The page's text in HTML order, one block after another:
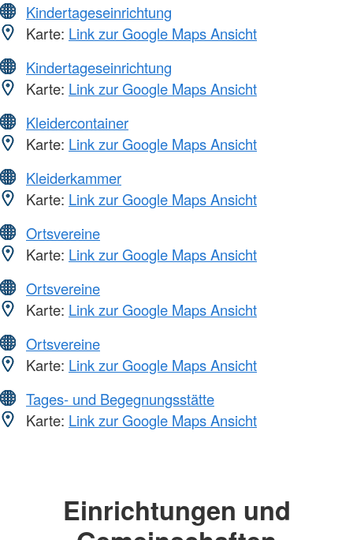
Kindertageseinrichtung
Karte: Link zur Google Maps Ansicht
Kindertageseinrichtung
Karte: Link zur Google Maps Ansicht
Kleidercontainer
Karte: Link zur Google Maps Ansicht
Kleiderkammer
Karte: Link zur Google Maps Ansicht
Ortsvereine
Karte: Link zur Google Maps Ansicht
Ortsvereine
Karte: Link zur Google Maps Ansicht
Ortsvereine
Karte: Link zur Google Maps Ansicht
Tages- und Begegnungsstätte
Karte: Link zur Google Maps Ansicht
Einrichtungen und